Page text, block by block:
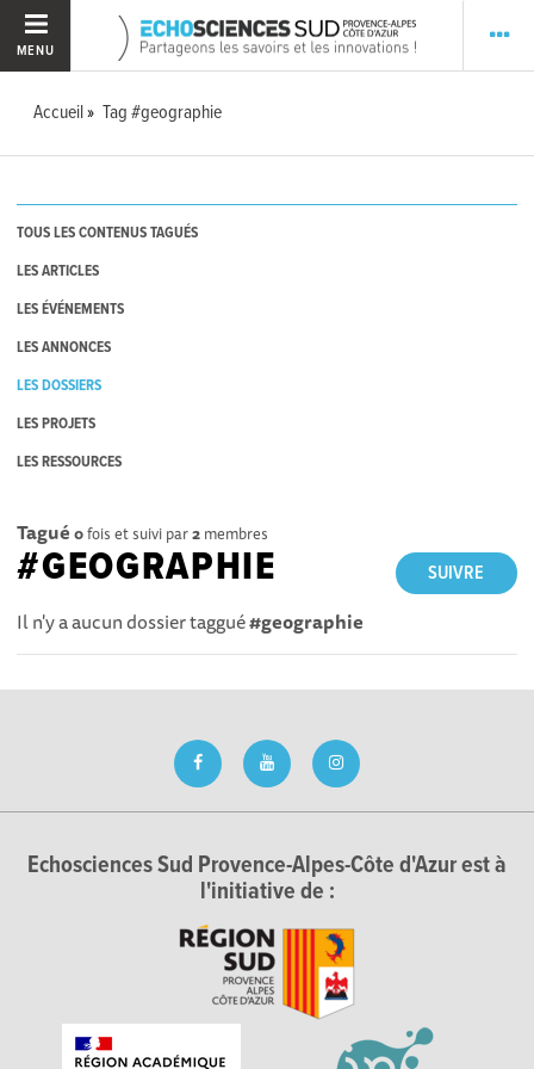
MENU
Accueil Tag #geographie
TOUS LES CONTENUS TAGUÉS
LES ARTICLES
LES ÉVÉNEMENTS
LES ANNONCES
LES DOSSIERS
LES PROJETS
LES RESSOURCES
Tagué 0fois et suivi par2 membres
SUIVRE
#GEOGRAPHIE
Il n'y a aucun dossier taggué#geographie
Echosciences Sud Provence-Alpes-Côte d'Azur est à
l'initiative de :